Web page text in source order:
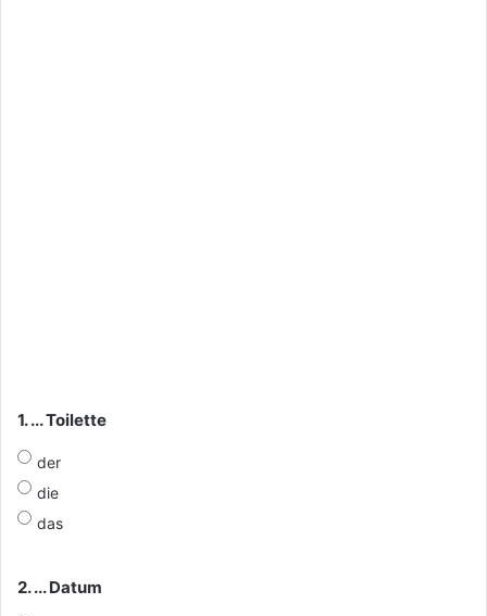
1. ... Toilette
der
die
das
2. ... Datum